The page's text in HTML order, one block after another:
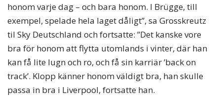
honom varje dag – och bara honom. I Brügge, till
exempel, spelade hela laget dåligt”, sa Grosskreutz
til Sky Deutschland och fortsatte: ”Det kanske vore
bra för honom att flytta utomlands i vinter, där han
kan få lite lugn och ro, och få sin karriär ’back on
track’. Klopp känner honom väldigt bra, han skulle
passa in bra i Liverpool, fortsatte han.